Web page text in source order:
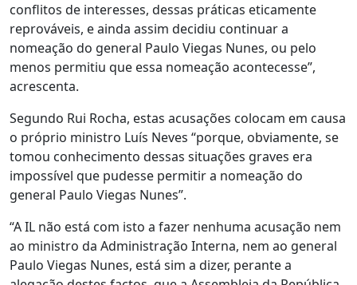
conflitos de interesses, dessas práticas eticamente
reprováveis, e ainda assim decidiu continuar a
nomeação do general Paulo Viegas Nunes, ou pelo
menos permitiu que essa nomeação acontecesse”,
acrescenta.
Segundo Rui Rocha, estas acusações colocam em causa
o próprio ministro Luís Neves “porque, obviamente, se
tomou conhecimento dessas situações graves era
impossível que pudesse permitir a nomeação do
general Paulo Viegas Nunes”.
“A IL não está com isto a fazer nenhuma acusação nem
ao ministro da Administração Interna, nem ao general
Paulo Viegas Nunes, está sim a dizer, perante a